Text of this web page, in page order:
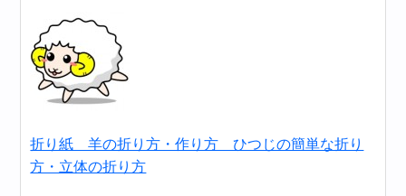
折り紙 羊の折り方・作り方 ひつじの簡単な折り
方・立体の折り方